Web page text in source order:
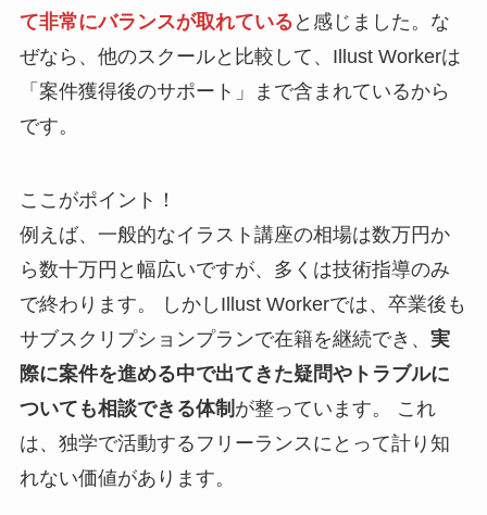
て非常にバランスが取れている と感じました。な
ぜなら、他のスクールと比較して、Illust Workerは
「案件獲得後のサポート」まで含まれているから
です。
ここがポイント！
例えば、一般的なイラスト講座の相場は数万円か
ら数十万円と幅広いですが、多くは技術指導のみ
で終わります。 しかしIllust Workerでは、卒業後も
サブスクリプションプランで在籍を継続でき、 実
際に案件を進める中で出てきた疑問やトラブルに
ついても相談できる体制 が整っています。 これ
は、独学で活動するフリーランスにとって計り知
れない価値があります。